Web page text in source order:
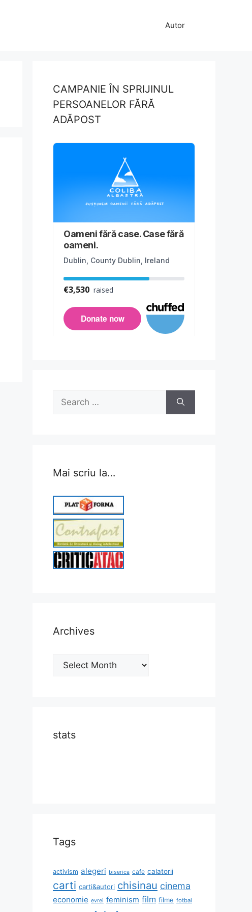
Autor
CAMPANIE ÎN SPRIJINUL
PERSOANELOR FĂRĂ
ADĂPOST
Search
for:
Mai scriu la…
Archives
Archives
stats
Tags
activism alegeri biserica cafe calatorii
carti carti&autori chisinau cinema
economie evrei feminism film filme fotbal